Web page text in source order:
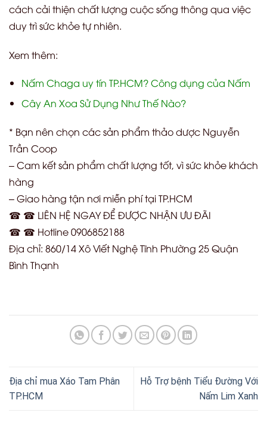
cách cải thiện chất lượng cuộc sống thông qua việc
duy trì sức khỏe tự nhiên.
Xem thêm:
Nấm Chaga uy tín TP.HCM? Công dụng của Nấm
Cây An Xoa Sử Dụng Như Thế Nào?
* Bạn nên chọn các sản phẩm thảo dược Nguyễn
Trần Coop
– Cam kết sản phẩm chất lượng tốt, vì sức khỏe khách
hàng
– Giao hàng tận nơi miễn phí tại TP.HCM
☎ ☎ LIÊN HỆ NGAY ĐỂ ĐƯỢC NHẬN ƯU ĐÃI
☎ ☎ Hotline 0906852188
Địa chỉ: 860/14 Xô Viết Nghệ Tĩnh Phường 25 Quận
Bình Thạnh
Địa chỉ mua Xáo Tam Phân
TP.HCM
Hỗ Trợ bệnh Tiểu Đường Với
Nấm Lim Xanh